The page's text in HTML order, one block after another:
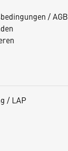
/ AGB
/ LAP